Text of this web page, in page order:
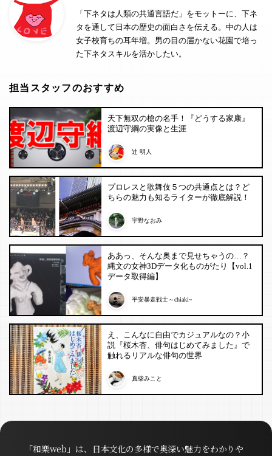
「下ネタは人類の共通言語だ」をモットーに、下ネ
タを通して日本の歴史の面白さを伝える。中の人は
女子校育ちの耳年増。男の目の届かない花園で培っ
た下ネタスキルを活かしたい。
担当スタッフのおすすめ
天下無双の槍の名手！『どうする家康』
渡辺守綱の実像と生涯
辻 明人
プロレスと歌舞伎５つの共通点とは？ど
ちらの魅力も知るライターが徹底解説！
宇野なおみ
ああっ、そんな奥まで見せちゃうの…？
縄文の女神3Dデータ化ものがたり【vol.1
データ取得編】
平安暴走戦士～chiaki~
え、こんなに自由でカジュアルなの？小
説『桜木杏、俳句はじめてみました』で
触れるリアルな俳句の世界
真柴みこと
「和樂web」は、日本文化の多様で奥深い魅力をわかりや